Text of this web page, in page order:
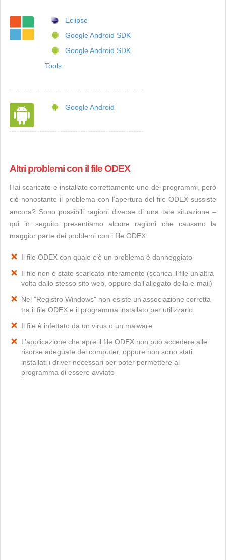
Eclipse
Google Android SDK
Google Android SDK
Tools
Google Android
Altri problemi con il file ODEX
Hai scaricato e installato correttamente uno dei programmi, però
ciò nonostante il problema con l’apertura del file ODEX sussiste
ancora? Sono possibili ragioni diverse di una tale situazione –
qui in seguito presentiamo alcune ragioni che causano la
maggior parte dei problemi con i file ODEX:
Il file ODEX con quale c’è un problema è danneggiato
Il file non è stato scaricato interamente (scarica il file un’altra
volta dallo stesso sito web, oppure dall’allegato della e-mail)
Nel "Registro Windows" non esiste un’associazione corretta
tra il file ODEX e il programma installato per utilizzarlo
Il file è infettato da un virus o un malware
L’applicazione che apre il file ODEX non può accedere alle
risorse adeguate del computer, oppure non sono stati
installati i driver necessari per poter permettere al
programma di essere avviato